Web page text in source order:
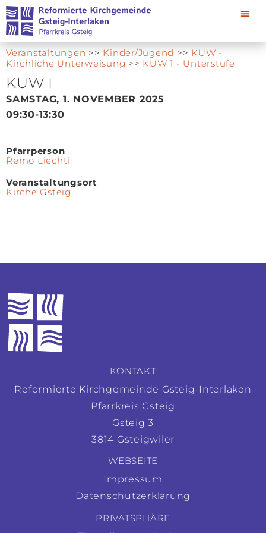
Veranstaltungen >> Kinder/Jugend >> KUW -
Kirchliche Unterweisung >> KUW 1 - Unterstufe
KUW I
SAMSTAG, 1. NOVEMBER 2025
09:30-13:30
Pfarrperson
Remo Liechti
Veranstaltungsort
Kirche Gsteig
KONTAKT
Reformierte Kirchgemeinde Gsteig-Interlaken
Pfarrkreis Gsteig
Gsteig 3
3814 Gsteigwiler
WEBSEITE
Impressum
Datenschutzerklärung
PRIVATSPHÄRE